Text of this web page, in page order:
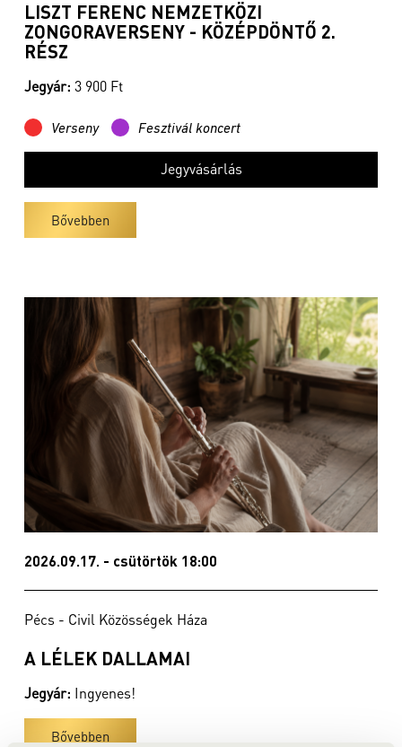
LISZT FERENC NEMZETKÖZI
ZONGORAVERSENY - KÖZÉPDÖNTŐ 2.
RÉSZ
Jegyár: 3 900 Ft
Verseny Fesztivál koncert
Jegyvásárlás
Bővebben
2026.09.17. - csütörtök 18:00
Pécs - Civil Közösségek Háza
A LÉLEK DALLAMAI
Jegyár: Ingyenes!
Bővebben